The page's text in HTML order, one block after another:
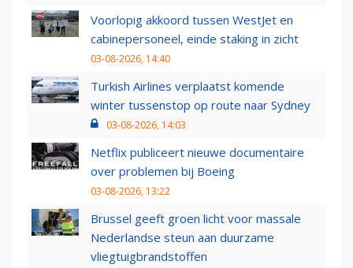
Voorlopig akkoord tussen WestJet en
cabinepersoneel, einde staking in zicht
03-08-2026, 14:40
Turkish Airlines verplaatst komende
winter tussenstop op route naar Sydney
03-08-2026, 14:03
Netflix publiceert nieuwe documentaire
over problemen bij Boeing
03-08-2026, 13:22
Brussel geeft groen licht voor massale
Nederlandse steun aan duurzame
vliegtuigbrandstoffen